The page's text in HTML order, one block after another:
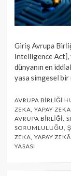
Giriş Avrupa
Intelligence Act],
dünyanın en
yasa simgesel bir
AVRUPA BIRLIĞI
ZEKA YAPAY
AVRUPA BIRLIĞI
SORUMLULUĞU
ZEKA YAPAY
YASASI